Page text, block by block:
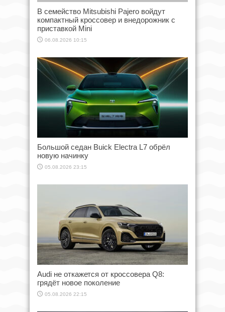
В семейство Mitsubishi Pajero войдут
компактный кроссовер и внедорожник с
приставкой Mini
06.08.2026 10:15
Большой седан Buick Electra L7 обрёл
новую начинку
05.08.2026 23:15
Audi не откажется от кроссовера Q8:
грядёт новое поколение
05.08.2026 22:15